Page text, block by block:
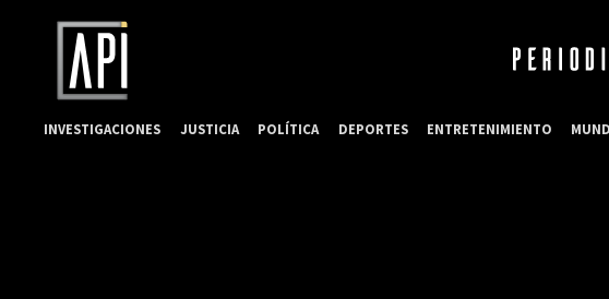
INVESTIGACIONES JUSTICIA POLÍTICA DEPORTES ENTRETENIMIENTO